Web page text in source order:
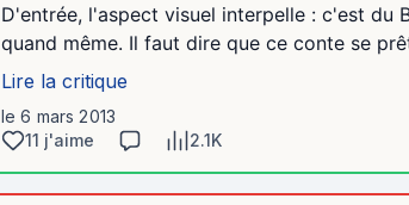
D'entrée, l'aspect visuel interpelle : c'est du
quand même. Il faut dire que ce conte se
Lire la critique
le 6 mars 2013
11 j'aime
2.1K